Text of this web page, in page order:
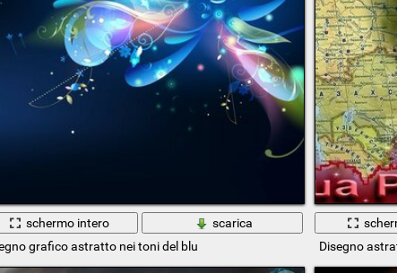
schermo intero
scarica
grafico astratto nei toni del blu
Disegno